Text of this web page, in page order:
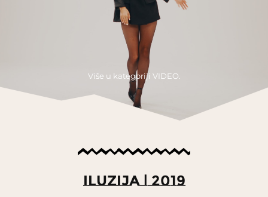
Više u kategoriji VIDEO.
Iluzija | 2019